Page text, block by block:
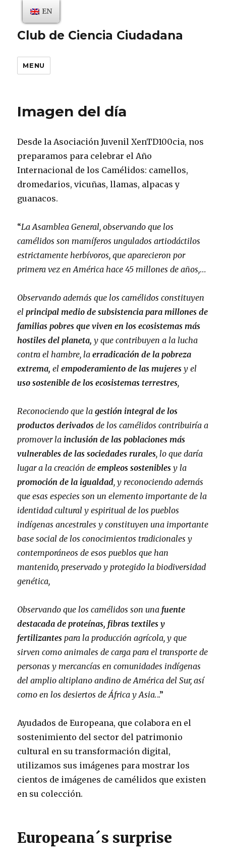
Club de Ciencia Ciudadana
MENU
Imagen del día
Desde la Asociación Juvenil XenTD100cia, nos
preparamos para celebrar el Año
Internacional de los Camélidos: camellos,
dromedarios, vicuñas, llamas, alpacas y
guanacos.
“La Asamblea General, observando que los
camélidos son mamíferos ungulados artiodáctilos
estrictamente herbívoros, que aparecieron por
primera vez en América hace 45 millones de años,…
Observando además que los camélidos constituyen
elprincipal medio de subsistencia para millones de
familias pobres que viven en los ecosistemas más
hostiles del planeta, y que contribuyen a la lucha
contra el hambre, laerradicación de la pobreza
extrema, elempoderamiento de las mujeres y el
uso sostenible de los ecosistemas terrestres,
Reconociendo que lagestión integral de los
productos derivados de los camélidos contribuiría a
promover la inclusión de las poblaciones más
vulnerables de las sociedades rurales, lo que daría
lugar a la creación deempleos sostenibles y la
promoción de la igualdad, y reconociendo además
que esas especies son un elemento importante de la
identidad cultural y espiritual de los pueblos
indígenas ancestrales y constituyen una importante
base social de los conocimientos tradicionales y
contemporáneos de esos pueblos que han
mantenido, preservado y protegido la biodiversidad
genética,
Observando que los camélidos son una fuente
destacada de proteínas, fibras textiles y
fertilizantes para la producción agrícola, y que
sirven como animales de carga para el transporte de
personas y mercancías en comunidades indígenas
del amplio altiplano andino de América del Sur, así
como en los desiertos de África y Asia...”
Ayudados de Europeana, que colabora en el
sostenimiento del sector del patrimonio
cultural en su transformación digital,
utilizamos sus imágenes para mostrar los
cientos de imágenes de camélidos que existen
en su colección.
Europeana´s surprise
EN